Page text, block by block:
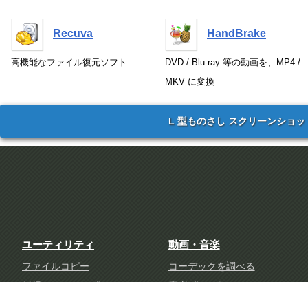
Recuva
高機能なファイル復元ソフト
HandBrake
DVD / Blu-ray 等の動画を、MP4 /
MKV に変換
L 型ものさし スクリーンショッ
ユーティリティ
ファイルコピー
動画・音楽
コーデックを調べる